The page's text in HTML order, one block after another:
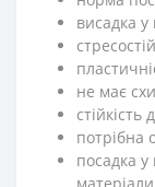
висадка у
не має
стійкість
потрібна
посадка у